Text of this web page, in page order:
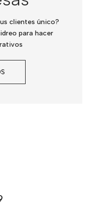
clientes único?
para hacer